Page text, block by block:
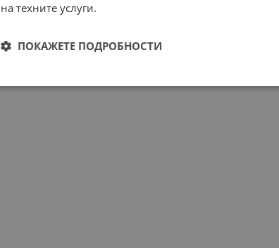
на техните услуги.
ПОКАЖЕТЕ ПОДРОБНОСТИ